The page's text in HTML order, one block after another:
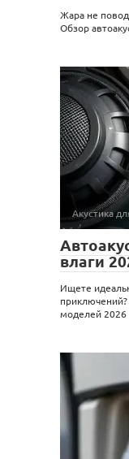
Жара не повод
Обзор
Акустика
влаги
Ищете
моделей 2026